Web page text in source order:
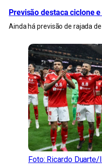
Previsão destaca ciclone
Ainda há previsão de rajada de
Foto: Ricardo Duarte/